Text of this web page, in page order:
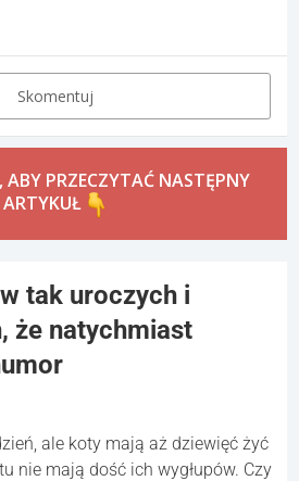
Skomentuj
ABY PRZECZYTAĆ NASTĘPNY
ARTYKUŁ
tak uroczych i
że natychmiast
ale koty mają aż dziewięć żyć
nie mają dość ich wygłupów. Czy